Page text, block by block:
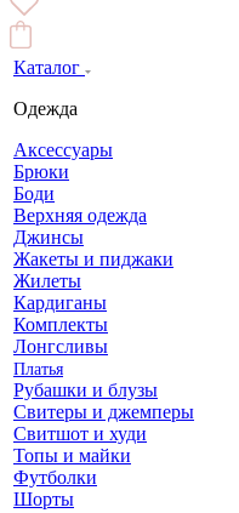
Каталог
Одежда
Аксессуары
Брюки
Боди
Верхняя одежда
Джинсы
Жакеты и пиджаки
Жилеты
Кардиганы
Комплекты
Лонгсливы
Платья
Рубашки и блузы
Свитеры и джемперы
Свитшот и худи
Топы и майки
Футболки
Шорты